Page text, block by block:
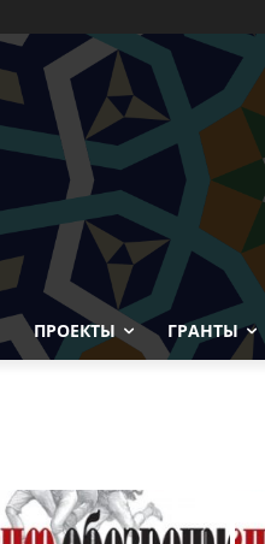
ПРОЕКТЫ ГРАНТЫ